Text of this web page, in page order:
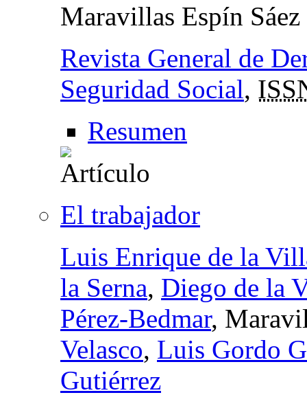
Maravillas Espín Sáez
Revista General de
Seguridad Social,
Resumen
El trabajador
Luis Enrique de la
la Serna, Diego de la
Pérez-Bedmar,
Velasco, Luis Gordo
Gutiérrez